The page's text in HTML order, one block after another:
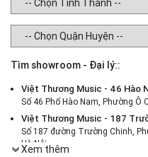
Tìm showroom - Đại lý::
Việt Thương Music - 46 Hào
Số 46 Phố Hào Nam, Phường Ô
Việt Thương Music - 187
Số 187 đường Trường Chinh,
Hà Nội
Xem thêm